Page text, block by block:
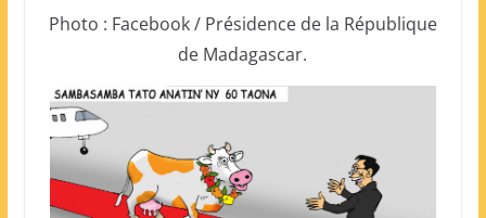
Photo : Facebook / Présidence de la République
de Madagascar.